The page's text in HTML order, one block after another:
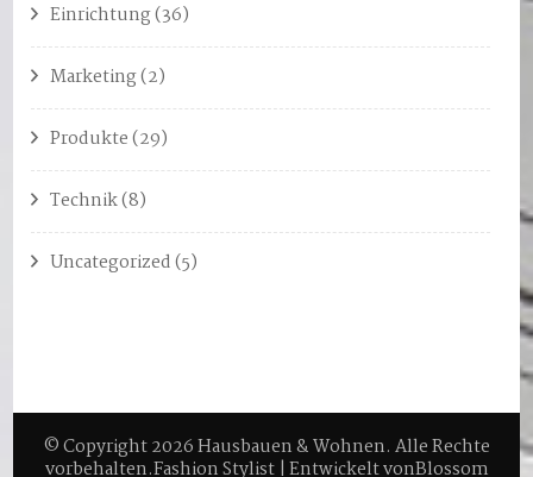
Einrichtung(36)
Marketing(2)
Produkte(29)
Technik(8)
Uncategorized(5)
© Copyright 2026Hausbauen & Wohnen. Alle Rechte
vorbehalten.Fashion Stylist | Entwickelt vonBlossom